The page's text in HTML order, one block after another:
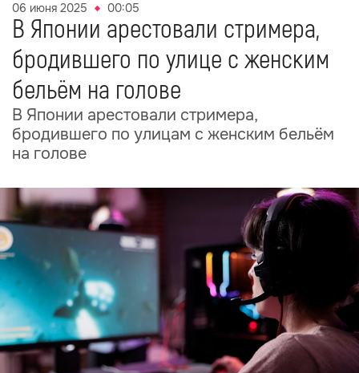
06 июня 2025 00:05
В Японии арестовали стримера,
бродившего по улице с женским
бельём на голове
В Японии арестовали стримера,
бродившего по улицам с женским бельём
на голове